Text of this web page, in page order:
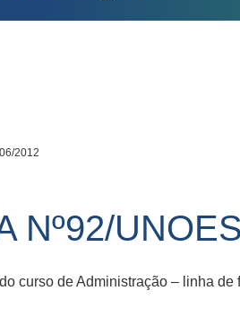
2012
Nº92/
curso de Administração – linha